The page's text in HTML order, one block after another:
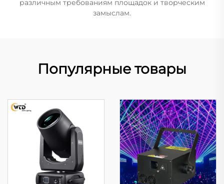
различным требованиям площадок и творческим
замыслам.
Популярные товары